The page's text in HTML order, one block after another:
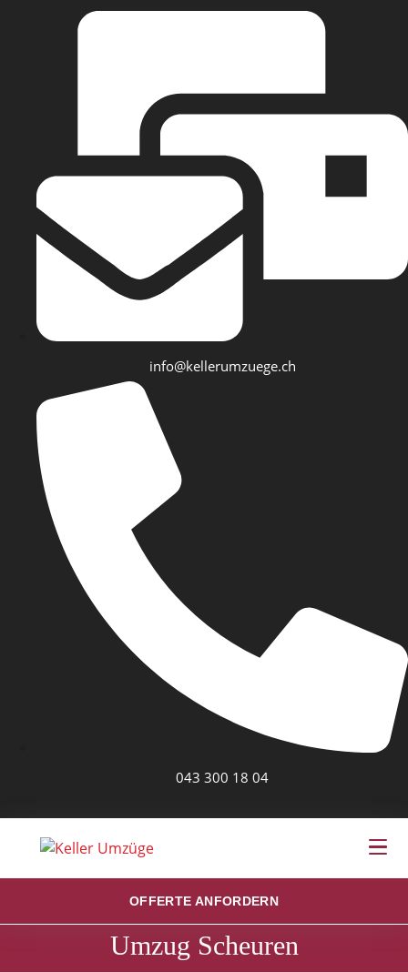
info@kellerumzuege.ch
043 300 18 04
OFFERTE ANFORDERN
Umzug Scheuren